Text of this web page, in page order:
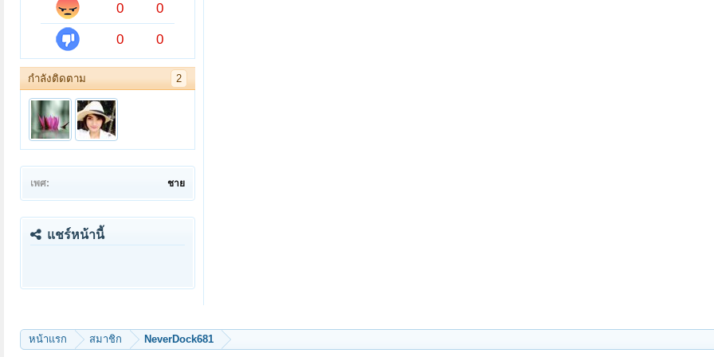
0
0
0
0
กำลังติดตาม 2
เพศ: ชาย
แชร์หน้านี้
หน้าแรก สมาชิก NeverDock681